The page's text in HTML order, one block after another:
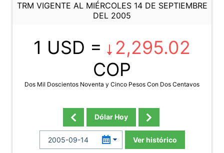
TRM VIGENTE AL MIÉRCOLES 14 DE SEPTIEMBRE
DEL 2005
1 USD =
2,295.02
COP
Dos Mil Doscientos Noventa y Cinco Pesos Con Dos Centavos
Dólar Hoy
Ver histórico